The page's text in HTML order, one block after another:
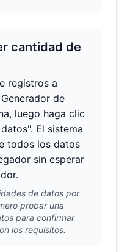
cantidad de
registros a
de
luego haga clic
El sistema
todos los datos
sin esperar
de datos por
probar una
para confirmar
los requisitos.